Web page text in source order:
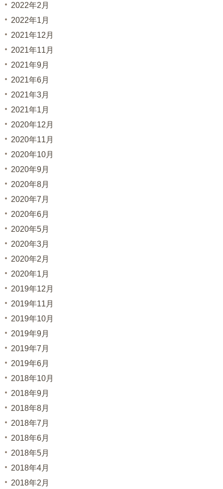
2022年2月
2022年1月
2021年12月
2021年11月
2021年9月
2021年6月
2021年3月
2021年1月
2020年12月
2020年11月
2020年10月
2020年9月
2020年8月
2020年7月
2020年6月
2020年5月
2020年3月
2020年2月
2020年1月
2019年12月
2019年11月
2019年10月
2019年9月
2019年7月
2019年6月
2018年10月
2018年9月
2018年8月
2018年7月
2018年6月
2018年5月
2018年4月
2018年2月